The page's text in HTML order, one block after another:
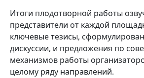
Итоги плодотворной работы
представители от каждой
ключевые тезисы,
дискуссии, и предложения по
механизмов работы
целому ряду направлений.